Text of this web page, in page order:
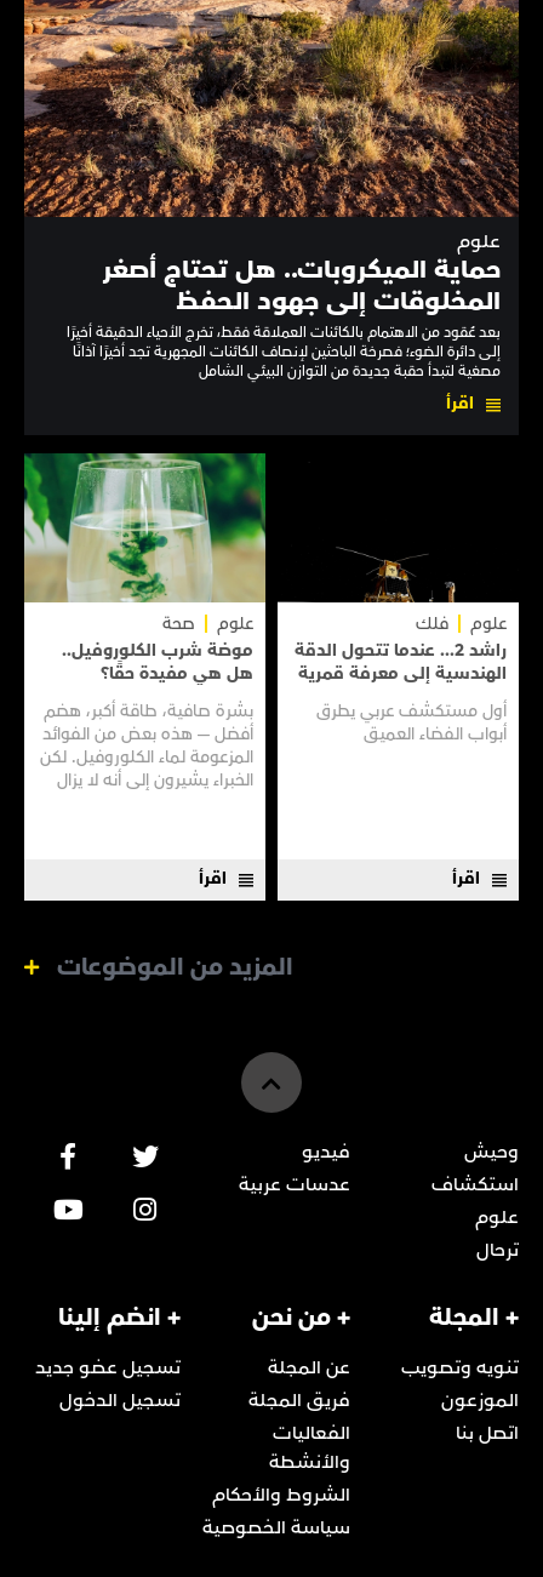
علوم
حماية الميكروبات.. هل تحتاج أصغر
المخلوقات إلى جهود الحفظ
بعد عُقود من الاهتمام بالكائنات العملاقة فقط، تخرج الأحياء الدقيقة أخيرًا
إلى دائرة الضوء؛ فصرخة الباحثين لإنصاف الكائنات المجهرية تجد أخيرًا آذانًا
مصغية لتبدأ حقبة جديدة من التوازن البيئي الشامل
اقرأ
علوم
فلك
راشد 2... عندما تتحول الدقة
الهندسية إلى معرفة قمرية
أول مستكشف عربي يطرق
أبواب الفضاء العميق
اقرأ
علوم
صحة
موضة شرب الكلوروفيل..
هل هي مفيدة حقًا؟
بشرة صافية، طاقة أكبر، هضم
أفضل — هذه بعض من الفوائد
المزعومة لماء الكلوروفيل. لكن
الخبراء يشيرون إلى أنه لا يزال
اقرأ
المزيد من الموضوعات
وحيش
استكشاف
علوم
ترحال
فيديو
عدسات عربية
+ المجلة
تنويه وتصويب
الموزعون
اتصل بنا
+ من نحن
عن المجلة
فريق المجلة
الفعاليات
والأنشطة
الشروط والأحكام
سياسة الخصوصية
+ انضم إلينا
تسجيل عضو جديد
تسجيل الدخول